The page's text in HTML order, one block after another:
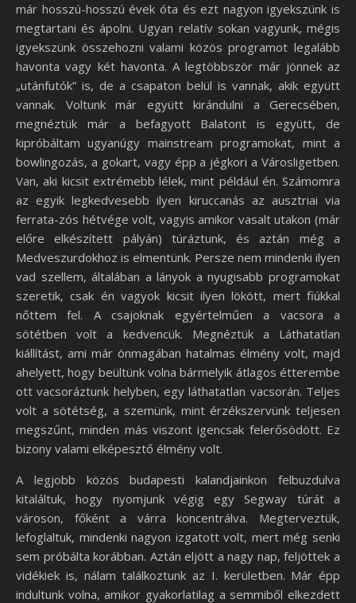
már hosszú-hosszú évek óta és ezt nagyon igyekszünk is
megtartani és ápolni. Ugyan relatív sokan vagyunk, mégis
igyekszünk összehozni valami közös programot legalább
havonta vagy két havonta. A legtöbbször már jönnek az
„utánfutók” is, de a csapaton belül is vannak, akik együtt
vannak. Voltunk már együtt kirándulni a Gerecsében,
megnéztük már a befagyott Balatont is együtt, de
kipróbáltam ugyanúgy mainstream programokat, mint a
bowlingozás, a gokart, vagy épp a jégkori a Városligetben.
Van, aki kicsit extrémebb lélek, mint például én. Számomra
az egyik legkedvesebb ilyen kiruccanás az ausztriai via
ferrata-zós hétvége volt, vagyis amikor vasalt utakon (már
előre elkészített pályán) túráztunk, és aztán még a
Medveszurdokhoz is elmentünk. Persze nem mindenki ilyen
vad szellem, általában a lányok a nyugisabb programokat
szeretik, csak én vagyok kicsit ilyen lökött, mert fiúkkal
nőttem fel. A csajoknak egyértelműen a vacsora a
sötétben volt a kedvencük. Megnéztük a Láthatatlan
kiállítást, ami már önmagában hatalmas élmény volt, majd
ahelyett, hogy beültünk volna bármelyik átlagos étterembe
ott vacsoráztunk helyben, egy láthatatlan vacsorán. Teljes
volt a sötétség, a szemünk, mint érzékszervünk teljesen
megszűnt, minden más viszont igencsak felerősödött. Ez
bizony valami elképesztő élmény volt.
A legjobb közös budapesti kalandjainkon felbuzdulva
kitaláltuk, hogy nyomjunk végig egy Segway túrát a
városon, főként a várra koncentrálva. Megterveztük,
lefoglaltuk, mindenki nagyon izgatott volt, mert még senki
sem próbálta korábban. Aztán eljött a nagy nap, feljöttek a
vidékiek is, nálam találkoztunk az I. kerületben. Már épp
indultunk volna, amikor gyakorlatilag a semmiből elkezdett